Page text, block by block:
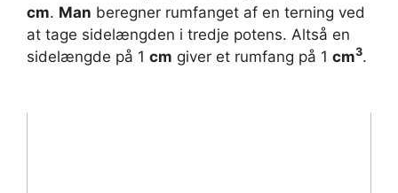
cm. Man beregner rumfanget af en terning ved
at tage sidelængden i tredje potens. Altså en
sidelængde på 1 cm giver et rumfang på 1 cm3.